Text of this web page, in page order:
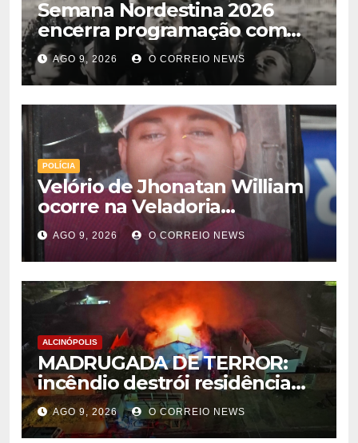
Semana Nordestina 2026
encerra programação com
grande festa e valorização da
cultura em Chapadão do Sul
AGO 9, 2026 O CORREIO NEWS
POLÍCIA
Velório de Jhonatan William
ocorre na Veladoria
Municipal; sepultamento será
nesta segunda-feira
AGO 9, 2026 O CORREIO NEWS
ALCINÓPOLIS
MADRUGADA DE TERROR:
incêndio destrói residência
em Alcinópolis
AGO 9, 2026 O CORREIO NEWS